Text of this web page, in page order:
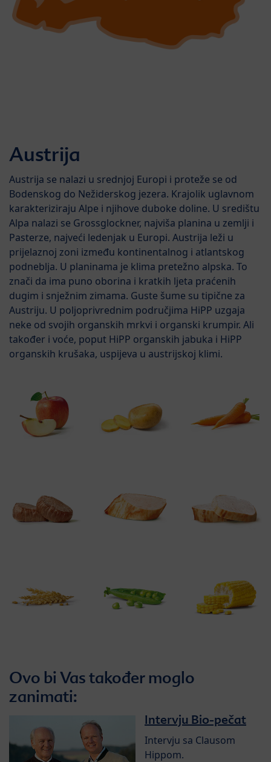
Austrija
Austrija se nalazi u srednjoj Europi i proteže se od
Bodenskog do Nežiderskog jezera. Krajolik uglavnom
karakteriziraju Alpe i njihove duboke doline. U središtu
Alpa nalazi se Grossglockner, najviša planina u zemlji i
Pasterze, najveći ledenjak u Europi. Austrija leži u
prijelaznoj zoni između kontinentalnog i atlantskog
podneblja. U planinama je klima pretežno alpska. To
znači da ima puno oborina i kratkih ljeta praćenih
dugim i snježnim zimama. Guste šume su tipične za
Austriju. U poljoprivrednim područjima HiPP uzgaja
neke od svojih organskih mrkvi i organski krumpir. Ali
također i voće, poput HiPP organskih jabuka i HiPP
organskih krušaka, uspijeva u austrijskoj klimi.
Ovo bi Vas također moglo
zanimati:
Intervju Bio-pečat
Intervju sa Clausom
Hippom.